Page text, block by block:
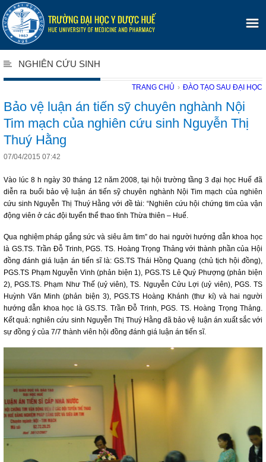
NGHIÊN CỨU SINH
TRANG CHỦ › ĐÀO TẠO SAU ĐẠI HỌC
Bảo vệ luận án tiến sỹ chuyên nghành Nội
Tim mạch của nghiên cứu sinh Nguyễn Thị
Thuý Hằng
07/04/2015 07:42
Vào lúc 8 h ngày 30 tháng 12 năm 2008, tại hội trường tầng 3 đại học Huế đã
diễn ra buổi bảo vệ luận án tiến sỹ chuyên nghành Nội Tim mạch của nghiên
cứu sinh Nguyễn Thị Thuý Hằng với đề tài: “Nghiên cứu hội chứng tim của vận
động viên ở các đội tuyển thể thao tỉnh Thừa thiên – Huế.
Qua nghiệm pháp gắng sức và siêu âm tim” do hai người hướng dẫn khoa học
là GS.TS. Trần Đỗ Trinh, PGS. TS. Hoàng Trọng Thảng với thành phần của Hội
đồng đánh giá luận án tiến sĩ là: GS.TS Thái Hồng Quang (chủ tịch hội đồng),
PGS.TS Phạm Nguyễn Vinh (phản biện 1), PGS.TS Lê Quý Phượng (phản biện
2), PGS.TS. Phạm Như Thế (uỷ viên), TS. Nguyễn Cửu Lợi (uỷ viên), PGS. TS
Huỳnh Văn Minh (phản biện 3), PGS.TS Hoàng Khánh (thư kí) và hai người
hướng dẫn khoa học là GS.TS. Trần Đỗ Trinh, PGS. TS. Hoàng Trọng Thảng.
Kết quả: nghiên cứu sinh Nguyễn Thị Thuý Hằng đã bảo vệ luận án xuất sắc với
sự đồng ý của 7/7 thành viên hội đồng đánh giá luận án tiến sĩ.